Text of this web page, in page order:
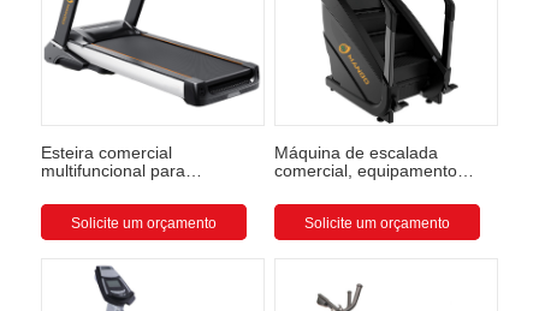
Esteira comercial
multifuncional para
profissional inteligente no
atacado
Solicite um orçamento
Máquina de escalada
comercial, equipamento
máquina de subir escadas,
atacado
Solicite um orçamento